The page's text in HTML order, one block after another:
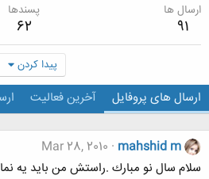
ارسال ها
91
پسندها
62
پیدا کردن
ارسال های پروفایل آخرین فعالیت
mahshid m
Mar 28, 2010
سلام سال نو مبارك .راستش من بايد يه